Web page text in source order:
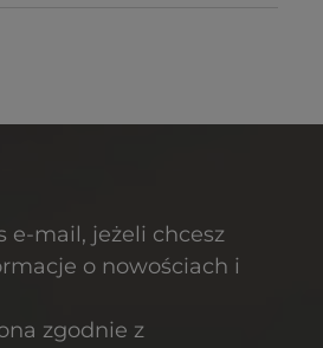
e-mail, jeżeli chcesz
o nowościach i
zgodnie z